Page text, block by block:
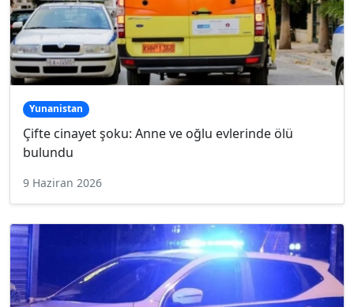
Yunanistan
Çifte cinayet şoku: Anne ve oğlu evlerinde ölü
bulundu
9 Haziran 2026